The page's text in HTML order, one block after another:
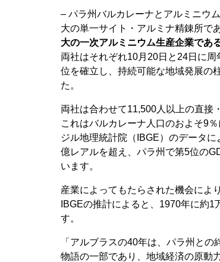
– パラ州バルカレーナとアルミニウ
大の単一サイト・アルミナ精錬所で
大の一次アルミニウム生産企業であ
両社はそれぞれ10月20日と24日に
位を確立し、持続可能な地域発展の
た。
両社は合わせて11,500人以上の直接
これはバルカレーナ人口のおよそ9
ジル地理統計院（IBGE）のデータ
億レアルを超え、パラ州で第5位の
います。
産業によってもたらされた機会によ
IBGEの推計によると、1970年に約
す。
「アルブラスの40年は、パラ州と
物語の一部であり、地域経済の原動